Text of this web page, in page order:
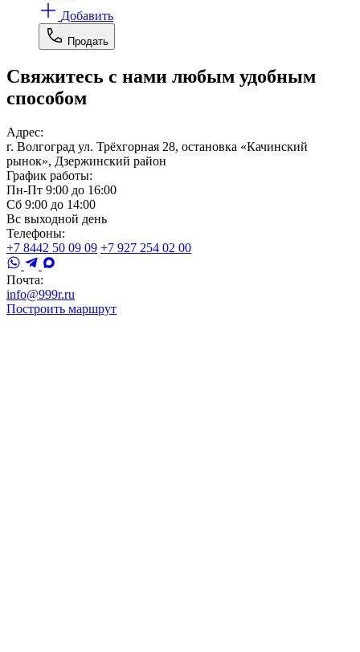
Добавить
Продать
Свяжитесь с нами любым удобным
способом
Адрес:
г. Волгоград ул. Трёхгорная 28, остановка «Качинский
рынок», Дзержинский район
График работы:
Пн-Пт 9:00 до 16:00
Сб 9:00 до 14:00
Вс выходной день
Телефоны:
+7 8442 50 09 09 +7 927 254 02 00
Почта:
info@999r.ru
Построить маршрут